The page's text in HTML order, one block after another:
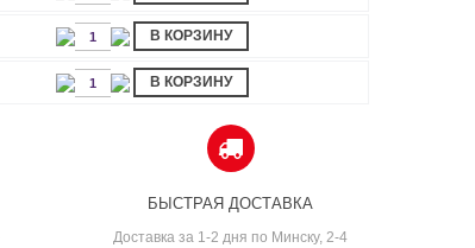
В КОРЗИНУ
В КОРЗИНУ
БЫСТРАЯ ДОСТАВКА
Доставка за 1-2 дня по Минску, 2-4